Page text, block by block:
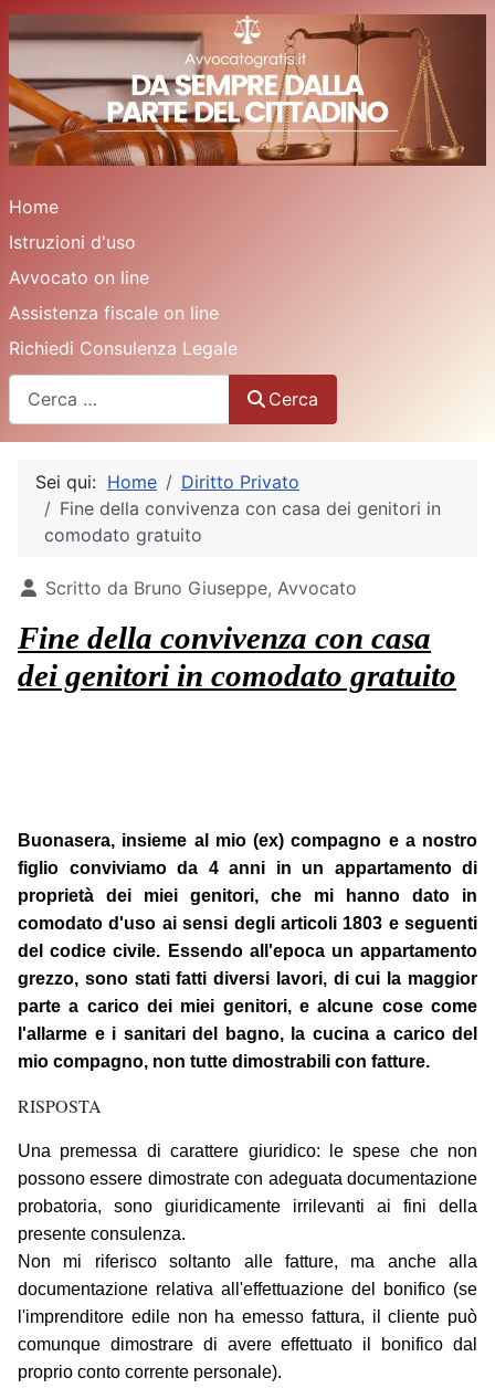
Home
Istruzioni d'uso
Avvocato on line
Assistenza fiscale on line
Richiedi Consulenza Legale
Cerca
Sei qui: Home
Diritto Privato
Fine della convivenza con casa dei genitori in
comodato gratuito
Dettagli
Scritto da Bruno Giuseppe, Avvocato
Fine della convivenza con casa
dei genitori in comodato gratuito
Buonasera, insieme al mio (ex) compagno e a nostro
figlio conviviamo da 4 anni in un appartamento di
proprietà dei miei genitori, che mi hanno dato in
comodato d'uso ai sensi degli articoli 1803 e seguenti
del codice civile. Essendo all'epoca un appartamento
grezzo, sono stati fatti diversi lavori, di cui la maggior
parte a carico dei miei genitori, e alcune cose come
l'allarme e i sanitari del bagno, la cucina a carico del
mio compagno, non tutte dimostrabili con fatture.
RISPOSTA
Una premessa di carattere giuridico: le spese che non
possono essere dimostrate con adeguata documentazione
probatoria, sono giuridicamente irrilevanti ai fini della
presente consulenza.
Non mi riferisco soltanto alle fatture, ma anche alla
documentazione relativa all'effettuazione del bonifico (se
l'imprenditore edile non ha emesso fattura, il cliente può
comunque dimostrare di avere effettuato il bonifico dal
proprio conto corrente personale).